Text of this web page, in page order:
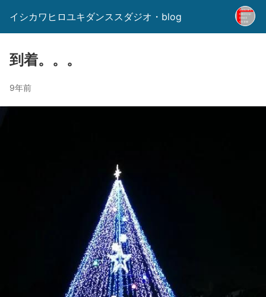
イシカワヒロユキダンススダジオ・blog
到着。。。
9年前